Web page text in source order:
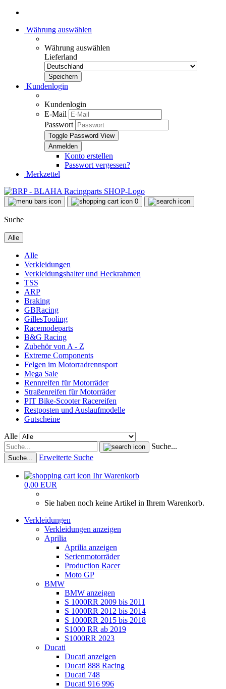
Währung auswählen
Währung auswählen
Lieferland
Kundenlogin
Kundenlogin
E-Mail
Passwort
Toggle Password View
Konto erstellen
Passwort vergessen?
Merkzettel
0
Suche
Alle
Alle
Verkleidungen
Verkleidungshalter und Heckrahmen
TSS
ARP
Braking
GBRacing
GillesTooling
Racemodeparts
B&G Racing
Zubehör von A - Z
Extreme Components
Felgen im Motorradrennsport
Mega Sale
Rennreifen für Motorräder
Straßenreifen für Motorräder
PIT Bike-Scooter Racereifen
Restposten und Auslaufmodelle
Gutscheine
Alle
Suche...
Suche... Erweiterte Suche
Ihr Warenkorb
0,00 EUR
Sie haben noch keine Artikel in Ihrem Warenkorb.
Verkleidungen
Verkleidungen anzeigen
Aprilia
Aprilia anzeigen
Serienmotorräder
Production Racer
Moto GP
BMW
BMW anzeigen
S 1000RR 2009 bis 2011
S 1000RR 2012 bis 2014
S 1000RR 2015 bis 2018
S1000 RR ab 2019
S1000RR 2023
Ducati
Ducati anzeigen
Ducati 888 Racing
Ducati 748
Ducati 916 996